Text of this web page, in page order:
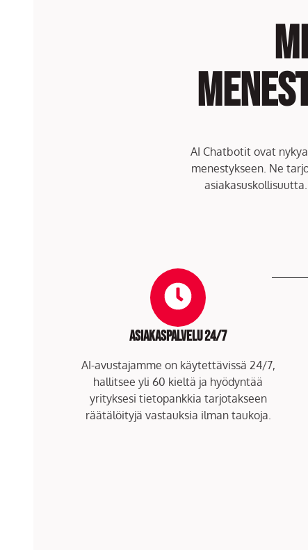
AI Chatbotit ovat
menestykseen. Ne
Asiakaspalvelu 24/7
AI-avustajamme on käytettävissä 24/7,
hallitsee yli 60 kieltä ja hyödyntää
yrityksesi tietopankkia tarjotakseen
räätälöityjä vastauksia ilman taukoja.